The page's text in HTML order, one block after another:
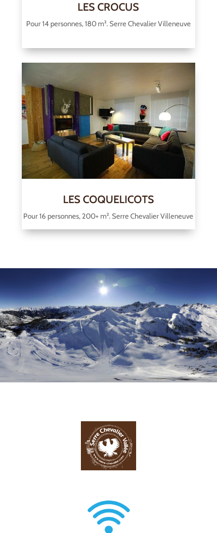
LES CROCUS
Pour 14 personnes, 180 m². Serre Chevalier Villeneuve
LES COQUELICOTS
Pour 16 personnes, 200+ m². Serre Chevalier Villeneuve